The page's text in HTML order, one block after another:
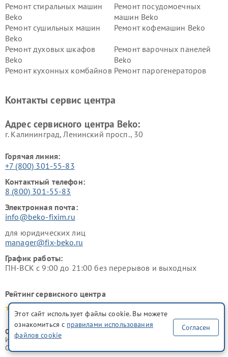
Ремонт стиральных машин
Beko
Ремонт посудомоечных
машин Beko
Ремонт сушильных машин
Beko
Ремонт кофемашин Beko
Ремонт духовых шкафов
Beko
Ремонт варочных панелей
Beko
Ремонт кухонных комбайнов Ремонт парогенераторов
Ремонт холодильников Beko Ремонт морозильных камер
Контакты сервис центра
Адрес сервисного центра Beko:
г. Калининград, Ленинский просп., 30
Горячая линия:
+7 (800) 301-55-83
Контактный телефон:
8 (800) 301-55-83
Электронная почта:
info@beko-fixim.ru
для юридических лиц
manager@fix-beko.ru
График работы:
ПН-ВСК с 9:00 до 21:00 без перерывов и выходных
Рейтинг сервисного центра
ООО "Русервис"
ИНН 7702633247
ОГРН 1077746335776
Этот сайт использует файлы cookie. Вы можете
ознакомиться с правилами использования
файлов cookie
Согласен